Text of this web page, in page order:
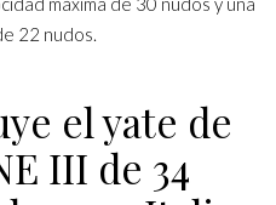
22 nudos.
el yate de
III de 34